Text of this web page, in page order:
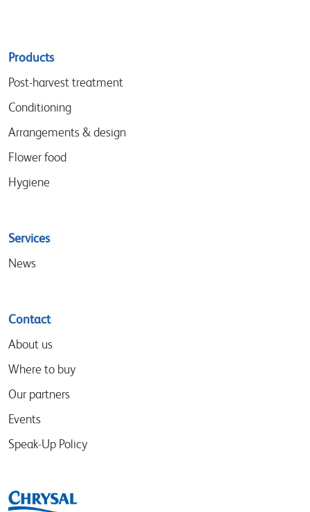
Sitemap
menu
Products
Post-harvest treatment
Conditioning
Arrangements & design
Flower food
Hygiene
Services
News
Contact
About us
Where to buy
Our partners
Events
Speak-Up Policy